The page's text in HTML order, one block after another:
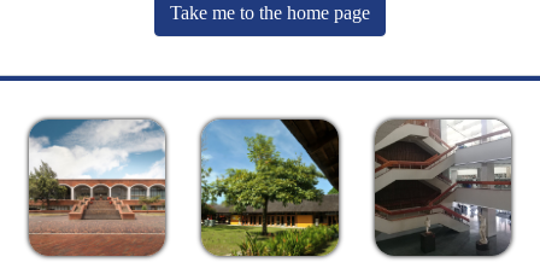
Take me to the home page